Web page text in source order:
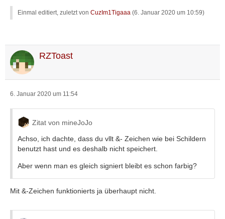
Einmal editiert, zuletzt von CuzIm1Tigaaa (6. Januar 2020 um 10:59)
RZToast
6. Januar 2020 um 11:54
Zitat von mineJoJo
Achso, ich dachte, dass du vllt &- Zeichen wie bei Schildern
benutzt hast und es deshalb nicht speichert.
Aber wenn man es gleich signiert bleibt es schon farbig?
Mit &-Zeichen funktionierts ja überhaupt nicht.